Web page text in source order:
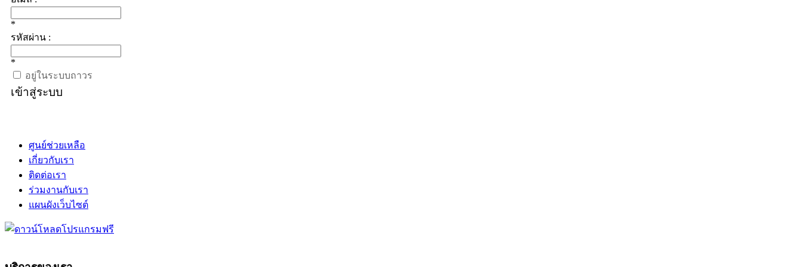
*
รหัสผ่าน :
*
อยู่ในระบบถาวร
เข้าสู่ระบบ
ศูนย์ช่วยเหลือ
เกี่ยวกับเรา
ติดต่อเรา
ร่วมงานกับเรา
แผนผังเว็บไซต์